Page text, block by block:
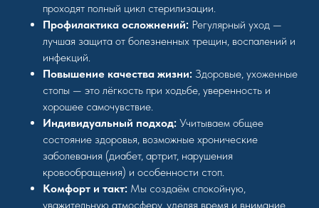
проходят полный цикл стерилизации.
Профилактика осложнений: Регулярный уход —
лучшая защита от болезненных трещин, воспалений и
инфекций.
Повышение качества жизни: Здоровые, ухоженные
стопы — это лёгкость при ходьбе, уверенность и
хорошее самочувствие.
Индивидуальный подход: Учитываем общее
состояние здоровья, возможные хронические
заболевания (диабет, артрит, нарушения
кровообращения) и особенности стоп.
Комфорт и такт: Мы создаём спокойную,
уважительную атмосферу, уделяя время и внимание